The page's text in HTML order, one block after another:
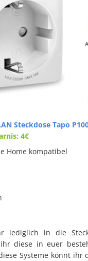
Steckdose Tapo
4€
Home kompatibel
lediglich in die
diese in euer
Systeme könnt